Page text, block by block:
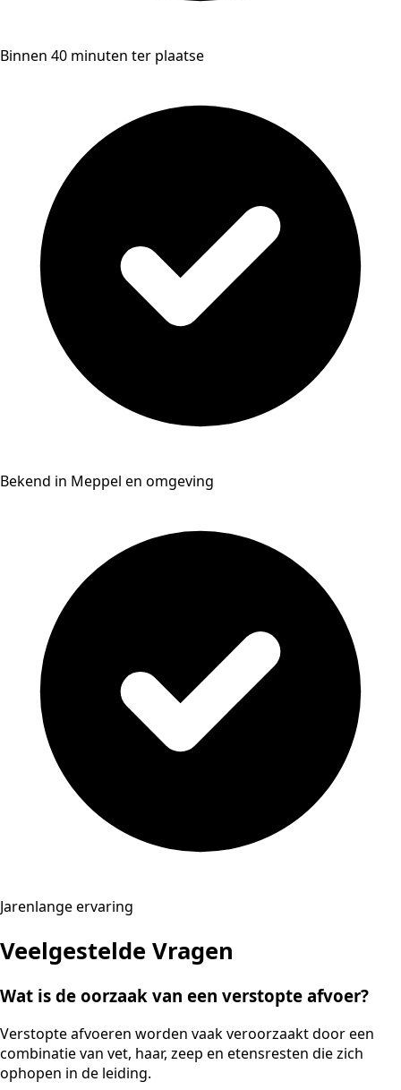
Binnen 40 minuten ter plaatse
Bekend in Meppel en omgeving
Jarenlange ervaring
Veelgestelde Vragen
Wat is de oorzaak van een verstopte afvoer?
Verstopte afvoeren worden vaak veroorzaakt door een
combinatie van vet, haar, zeep en etensresten die zich
ophopen in de leiding.